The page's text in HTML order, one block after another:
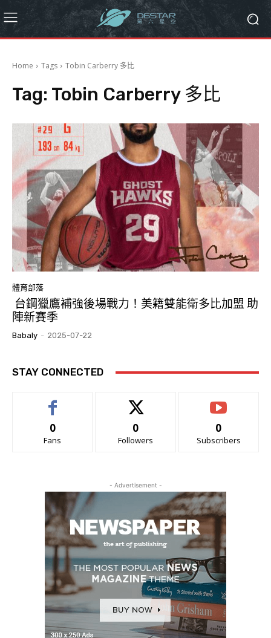
Home Tags Tobin Carberry 多比
Tag: Tobin Carberry 多比
體育部落
台鋼獵鷹補強後場戰力！美籍雙能衛多比加盟 助
陣新賽季
Babaly - 2025-07-22
STAY CONNECTED
0
Fans
0
Followers
0
Subscribers
- Advertisement -